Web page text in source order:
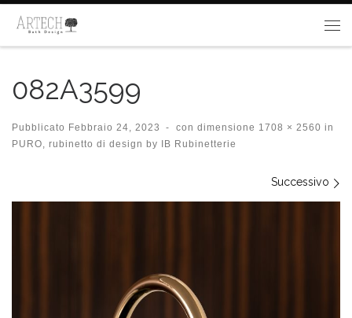
Passa al contenuto
082A3599
Pubblicato Febbraio 24, 2023 - con dimensione 1708 × 2560 in
PURO, rubinetto di design by IB Rubinetterie
Successivo